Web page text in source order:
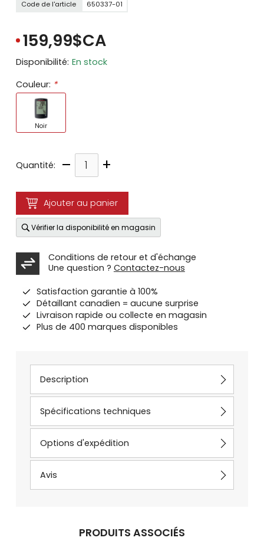
Code de l'article 650337-01
159,99$CA
Disponibilité: En stock
Couleur: *
Noir
Quantité: – +
Ajouter au panier
Vérifier la disponibilité en magasin
Conditions de retour et d'échange
Une question ? Contactez-nous
Satisfaction garantie à 100%
Détaillant canadien = aucune surprise
Livraison rapide ou collecte en magasin
Plus de 400 marques disponibles
Description
Spécifications techniques
Options d'expédition
Avis
PRODUITS ASSOCIÉS